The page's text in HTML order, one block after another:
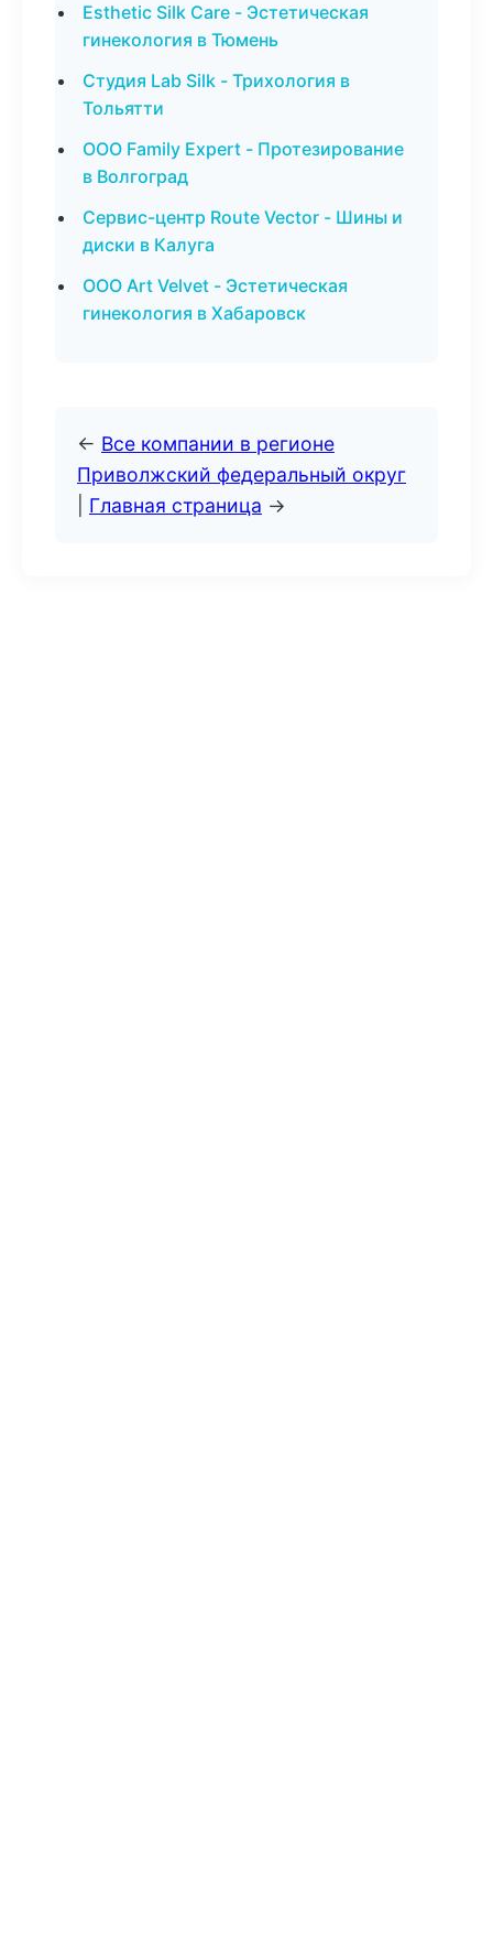
Esthetic Silk Care - Эстетическая
гинекология в Тюмень
Студия Lab Silk - Трихология в
Тольятти
ООО Family Expert - Протезирование
в Волгоград
Сервис-центр Route Vector - Шины и
диски в Калуга
ООО Art Velvet - Эстетическая
гинекология в Хабаровск
← Все компании в регионе
Приволжский федеральный округ
Главная страница →